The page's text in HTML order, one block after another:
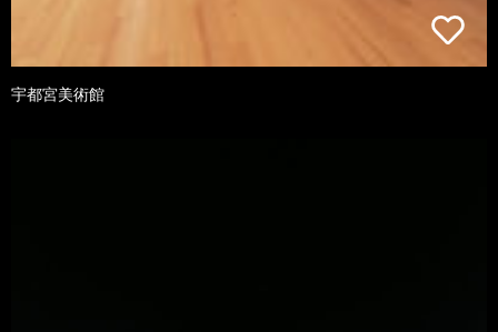
宇都宮美術館